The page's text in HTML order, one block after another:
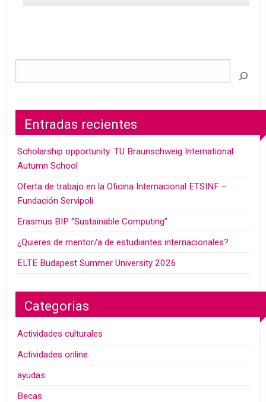
Entradas recientes
Scholarship opportunity: TU Braunschweig International
Autumn School
Oferta de trabajo en la Oficina Internacional ETSINF –
Fundación Servipoli
Erasmus BIP “Sustainable Computing”
¿Quieres de mentor/a de estudiantes internacionales?
ELTE Budapest Summer University 2026
Categorias
Actividades culturales
Actividades online
ayudas
Becas